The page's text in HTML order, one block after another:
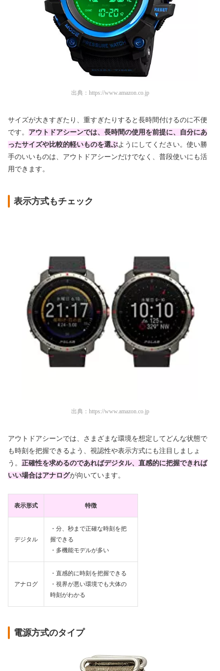
出典： https://www.amazon.co.jp
サイズが大きすぎたり、重すぎたりすると長時間付けるのに不便
です。 アウトドアシーンでは、長時間の使用を前提に、自分にあ
ったサイズや比較的軽いものを選ぶようにしてください。使い勝
手のいいものは、アウトドアシーンだけでなく、普段使いにも活
用できます。
表示方式もチェック
出典： https://www.amazon.co.jp
アウトドアシーンでは、さまざまな環境を想定してどんな状態で
も時刻を把握できるよう、視認性や表示方式にも注目しましょ
う。 正確性を求めるのであればデジタル、直感的に把握できれば
いい場合はアナログが向いています。
表示形式 特徴
デジタル
・分、秒まで正確な時刻を把
握できる
・多機能モデルが多い
アナログ
・直感的に時刻を把握できる
・視界が悪い環境でも大体の
時刻がわかる
電源方式のタイプ